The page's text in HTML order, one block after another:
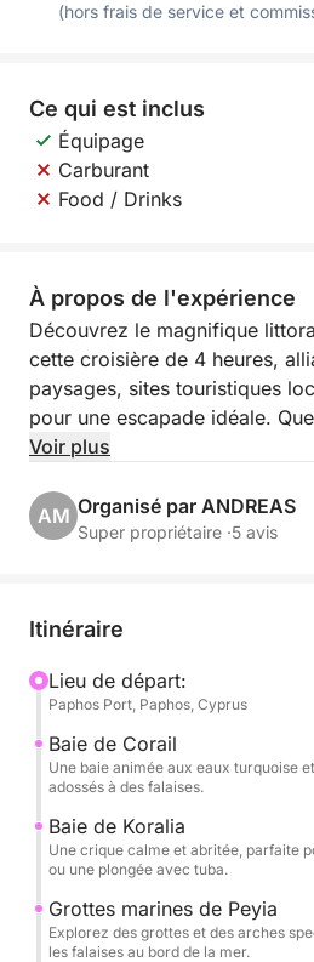
(hors frais de service et
Ce qui est inclus
Équipage
Carburant
Food / Drinks
À propos de l'expérience
Découvrez le magnifique
cette croisière de 4 heures,
paysages, sites touristiques
pour une escapade idéale.
de détente, de moments photo
meilleur de Chypre en
médiéval avant de se diriger
emblématique de la côte,
dorées, la mer bleue et calme
verdoyantes de l'intérieur des
Le voyage se poursuit
marines de Peyia, des
naturelles sculptées par le
arches et tunnels le long des
bateau jette l'ancre pour une
rafraîchissante dans des eaux
Voir plus
AM Organisé par ANDREAS
Super propriétaire ·5 avis
Itinéraire
Lieu de départ:
Paphos Port, Paphos, Cyprus
Baie de Corail
Une baie animée aux eaux turquoise
adossés à des falaises.
Baie de Koralia
Une crique calme et abritée, parfaite
ou une plongée avec tuba.
Grottes marines de Peyia
Explorez des grottes et des arches
les falaises au bord de la mer.